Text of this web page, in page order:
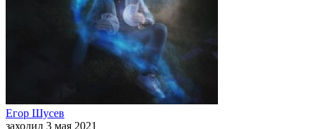
Егор Шусев
заходил 3 мая 2021